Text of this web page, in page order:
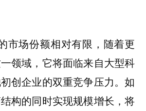
市场份额相对有限，随着更
领域，它将面临来自大型科
创企业的双重竞争压力。如
构的同时实现规模增长，将